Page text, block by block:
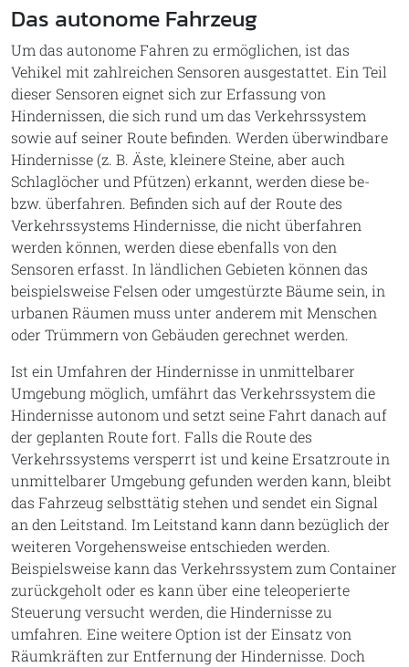
Das autonome Fahrzeug
Um das autonome Fahren zu ermöglichen, ist das
Vehikel mit zahlreichen Sensoren ausgestattet. Ein Teil
dieser Sensoren eignet sich zur Erfassung von
Hindernissen, die sich rund um das Verkehrssystem
sowie auf seiner Route befinden. Werden überwindbare
Hindernisse (z. B. Äste, kleinere Steine, aber auch
Schlaglöcher und Pfützen) erkannt, werden diese be-
bzw. überfahren. Befinden sich auf der Route des
Verkehrssystems Hindernisse, die nicht überfahren
werden können, werden diese ebenfalls von den
Sensoren erfasst. In ländlichen Gebieten können das
beispielsweise Felsen oder umgestürzte Bäume sein, in
urbanen Räumen muss unter anderem mit Menschen
oder Trümmern von Gebäuden gerechnet werden.
Ist ein Umfahren der Hindernisse in unmittelbarer
Umgebung möglich, umfährt das Verkehrssystem die
Hindernisse autonom und setzt seine Fahrt danach auf
der geplanten Route fort. Falls die Route des
Verkehrssystems versperrt ist und keine Ersatzroute in
unmittelbarer Umgebung gefunden werden kann, bleibt
das Fahrzeug selbsttätig stehen und sendet ein Signal
an den Leitstand. Im Leitstand kann dann bezüglich der
weiteren Vorgehensweise entschieden werden.
Beispielsweise kann das Verkehrssystem zum Container
zurückgeholt oder es kann über eine teleoperierte
Steuerung versucht werden, die Hindernisse zu
umfahren. Eine weitere Option ist der Einsatz von
Räumkräften zur Entfernung der Hindernisse. Doch